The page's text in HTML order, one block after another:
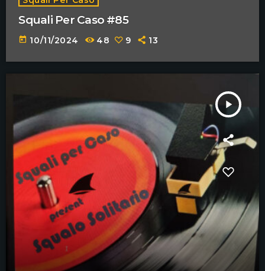
Squali Per Caso #85
today 10/11/2024 48 9 13
play_arrow